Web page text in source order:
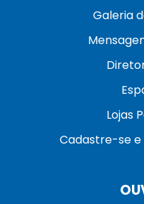
Galeria
Lojas
Cadastre-se